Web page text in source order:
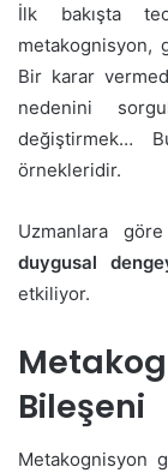
İlk bakışta
metakognisyon,
Bir karar
nedenini
değiştirmek…
örnekleridir.
Uzmanlara
duygusal
etkiliyor.
Bileşeni
Metakognisyon